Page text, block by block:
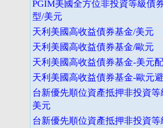
PGIM美國全方位非投資等級債
型/美元
天利美國高收益債券基金/美元
天利美國高收益債券基金/歐元
天利美國高收益債券基金-美元
天利美國高收益債券基金-歐元
台新優先順位資產抵押非投資
美元
台新優先順位資產抵押非投資